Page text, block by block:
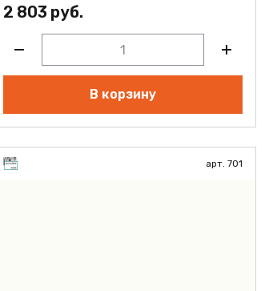
2 803 руб.
В корзину
арт. 701